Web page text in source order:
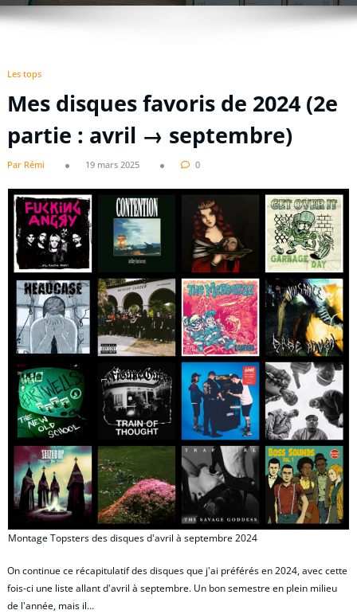
Les tops
Mes disques favoris de 2024 (2e
partie : avril → septembre)
Par Rémi 19 mars 2025 0
Montage Topsters des disques d'avril à septembre 2024
On continue ce récapitulatif des disques que j'ai préférés en 2024, avec cette
fois-ci une liste allant d'avril à septembre. Un bon semestre en plein milieu
de l'année, mais il…